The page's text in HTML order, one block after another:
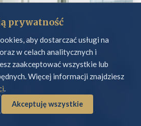
prywatność
aby dostarczać usługi na
w celach analitycznych i
zaakceptować wszystkie lub
Więcej informacji znajdziesz
.
Akceptuję wszystkie